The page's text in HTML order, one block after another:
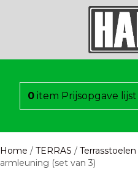
0 item Prijsopgave lijst
Home / TERRAS / Terrasstoelen
armleuning (set van 3)